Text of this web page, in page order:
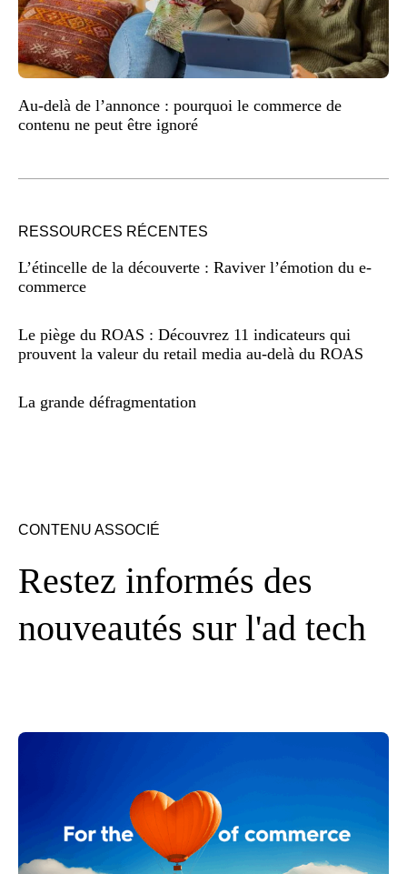
Au-delà de l’annonce : pourquoi le commerce de
contenu ne peut être ignoré
RESSOURCES RÉCENTES
L’étincelle de la découverte : Raviver l’émotion du e-
commerce
Le piège du ROAS : Découvrez 11 indicateurs qui
prouvent la valeur du retail media au-delà du ROAS
La grande défragmentation
CONTENU ASSOCIÉ
Restez informés des
nouveautés sur l'ad tech